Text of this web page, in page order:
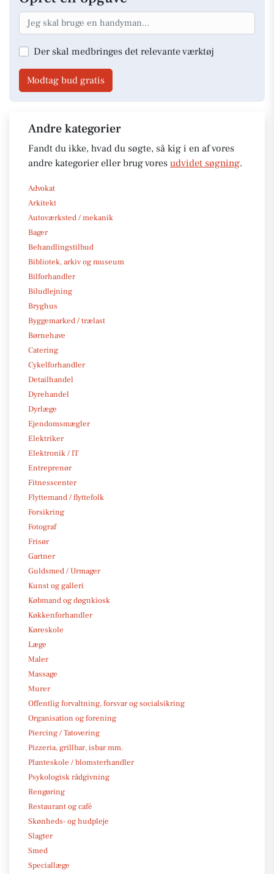
Der skal medbringes det relevante værktøj
Modtag bud gratis
Andre kategorier
Fandt du ikke, hvad du søgte, så kig i en af vores
andre kategorier eller brug vores udvidet søgning.
Advokat
Arkitekt
Autoværksted / mekanik
Bager
Behandlingstilbud
Bibliotek, arkiv og museum
Bilforhandler
Biludlejning
Bryghus
Byggemarked / trælast
Børnehave
Catering
Cykelforhandler
Detailhandel
Dyrehandel
Dyrlæge
Ejendomsmægler
Elektriker
Elektronik / IT
Entreprenør
Fitnesscenter
Flyttemand / flyttefolk
Forsikring
Fotograf
Frisør
Gartner
Guldsmed / Urmager
Kunst og galleri
Købmand og døgnkiosk
Køkkenforhandler
Køreskole
Læge
Maler
Massage
Murer
Offentlig forvaltning, forsvar og socialsikring
Organisation og forening
Piercing / Tatovering
Pizzeria, grillbar, isbar mm.
Planteskole / blomsterhandler
Psykologisk rådgivning
Rengøring
Restaurant og café
Skønheds- og hudpleje
Slagter
Smed
Speciallæge